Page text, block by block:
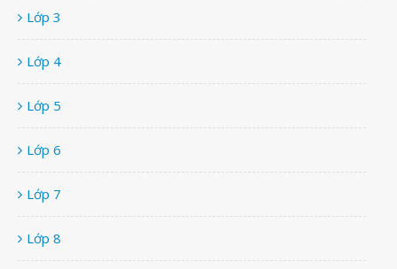
Lớp 3
Lớp 4
Lớp 5
Lớp 6
Lớp 7
Lớp 8